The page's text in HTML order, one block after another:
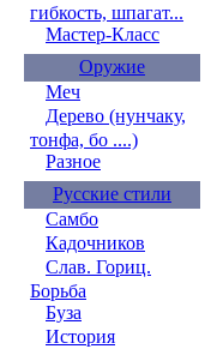
гибкость, шпагат...
Мастер-Класс
Оружие
Меч
Дерево (нунчаку,
тонфа, бо ....)
Разное
Русские стили
Самбо
Кадочников
Слав. Гориц.
Борьба
Буза
История